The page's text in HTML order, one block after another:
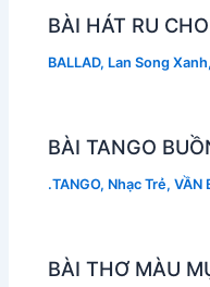
BÀI HÁT RU
BALLAD, Lan Song Xanh
BÀI TANGO
.TANGO, Nhạc Trẻ,VẦN
BÀI THƠ MÀU